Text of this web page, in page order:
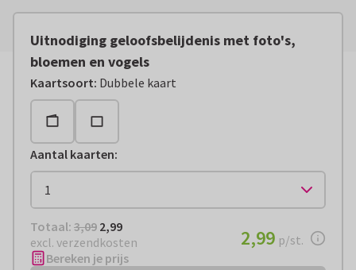
Uitnodiging geloofsbelijdenis met foto's,
bloemen en vogels
Kaartsoort: Dubbele kaart
Aantal kaarten:
Totaal: € 2,99
Totaal: 3,09 2,99
excl. verzendkosten
€ 2,99per stuk
2,99 p/st.
Bereken je prijs